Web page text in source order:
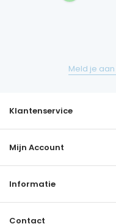
Meld je
Klantenservice
Mijn Account
Informatie
Contact